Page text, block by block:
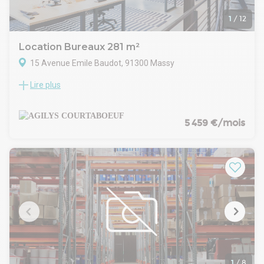
1 / 12
Location Bureaux 281 m²
15 Avenue Emile Baudot, 91300 Massy
AGILYS vous propose une surface de 281 m² (237 m²
10 min à pied de la gare RER / TGV de Massy-Palaiseau.
Disponible à la location.
- alarmes et contrôles d'accès
- entretien CVC, ventilation, façade
- ménage parties communes
- entretien ascenseur
- collecte des déchets et tri sélectif
- maintenant extincteurs et contrôles techniques
- Type de bail : Sous-Location
- Durée : 6 ans
- Préavis : 6 mois
Lire plus
5 459 €/mois